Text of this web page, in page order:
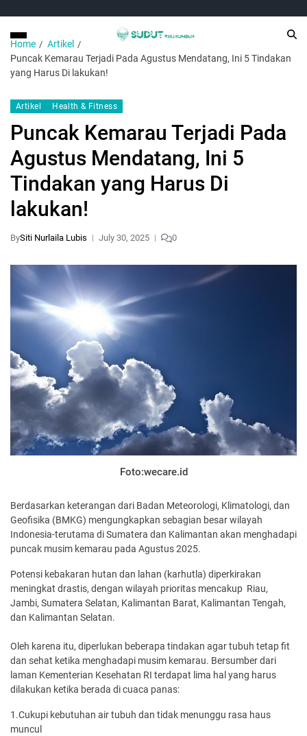
Home
Artikel
Puncak Kemarau Terjadi Pada Agustus Mendatang, Ini 5 Tindakan
yang Harus Di lakukan!
Artikel Health & Fitness
Puncak Kemarau Terjadi Pada
Agustus Mendatang, Ini 5
Tindakan yang Harus Di
lakukan!
BySiti Nurlaila Lubis July 30, 2025 0
Foto:wecare.id
Berdasarkan keterangan dari Badan Meteorologi, Klimatologi, dan
Geofisika (BMKG) mengungkapkan sebagian besar wilayah
Indonesia-terutama di Sumatera dan Kalimantan akan menghadapi
puncak musim kemarau pada Agustus 2025.
Potensi kebakaran hutan dan lahan (karhutla) diperkirakan
meningkat drastis, dengan wilayah prioritas mencakup Riau,
Jambi, Sumatera Selatan, Kalimantan Barat, Kalimantan Tengah,
dan Kalimantan Selatan.
Oleh karena itu, diperlukan beberapa tindakan agar tubuh tetap fit
dan sehat ketika menghadapi musim kemarau. Bersumber dari
laman Kementerian Kesehatan RI terdapat lima hal yang harus
dilakukan ketika berada di cuaca panas:
1.Cukupi kebutuhan air tubuh dan tidak menunggu rasa haus
muncul